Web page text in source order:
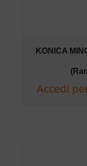
KONICA
Accedi